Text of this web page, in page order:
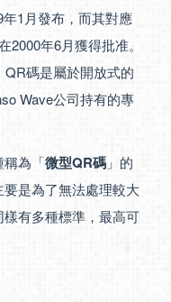
1月發布，而其對應
年6月獲得批准。
碼是屬於開放式的
Wave公司持有的專
為「微型QR碼 」的
是為了無法處理較大
有多種標準，最高可